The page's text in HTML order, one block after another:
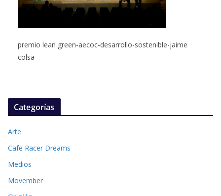
premio lean green-aecoc-desarrollo-sostenible-jaime
colsa
Categorías
Arte
Cafe Racer Dreams
Medios
Movember